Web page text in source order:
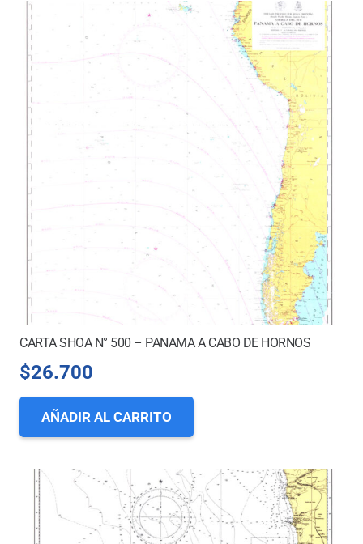
CARTA SHOA N° 500 – PANAMA A CABO DE HORNOS
$26.700
AÑADIR AL CARRITO